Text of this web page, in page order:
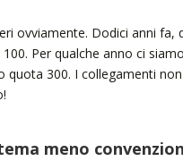
ovviamente. Dodici anni fa,
Per qualche anno ci
quota 300. I collegamenti
meno